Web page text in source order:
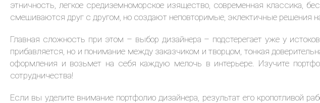
этничность, легкое средиземноморское изящество, современная классика,
смешиваются друг с другом, но создают неповторимые, эклектичные решения
Главная сложность при этом – выбор дизайнера – подстерегает уже у
прибавляется, но и понимание между заказчиком и творцом, тонкая
оформления и возьмет на себя каждую мелочь в интерьере. Изучите
сотрудничества!
Если вы уделите внимание портфолио дизайнера, результат его кропотливой